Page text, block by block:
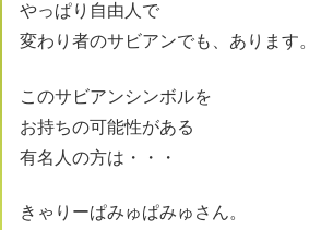
やっぱり自由人で
変わり者のサビアンでも、あります。
このサビアンシンボルを
お持ちの可能性がある
有名人の方は・・・
きゃりーぱみゅぱみゅさん。